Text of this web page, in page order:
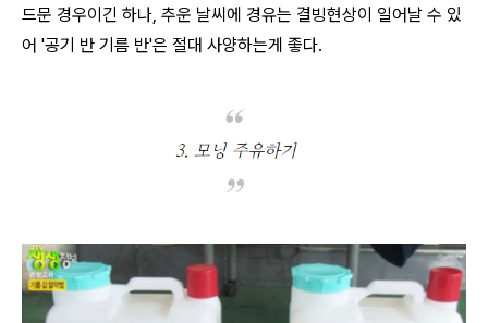
드문 경우이긴 하나, 추운 날씨에 경유는 결빙현상이 일어날 수 있
어 '공기 반 기름 반'은 절대 사양하는게 좋다.